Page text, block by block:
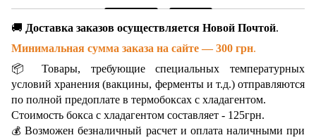
🚚 Доставка заказов осуществляется Новой Почтой.
Минимальная сумма заказа на сайте — 300 грн.
📦 Товары, требующие специальных температурных
условий хранения (вакцины, ферменты и т.д.) отправляются
по полной предоплате в термобоксах с хладагентом.
Стоимость бокса с хладагентом составляет - 125грн.
💰Возможен безналичный расчет и оплата наличными при